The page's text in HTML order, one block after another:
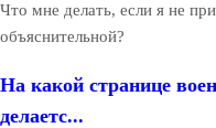
Что мне делать, если я не
объяснительной?
На какой странице
делаетс...